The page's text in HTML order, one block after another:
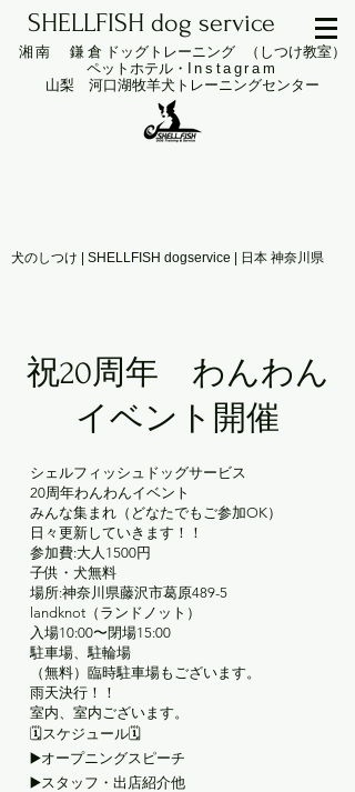
SHELLFISH dog service
湘南 鎌倉 ドッグトレーニング （しつけ教室）
ペットホテル・
Instagram
山梨 ​河口湖牧羊犬トレーニングセンター
犬のしつけ | SHELLFISH dogservice | 日本 神奈川県
祝20周年 わんわん
イベント開催
シェルフィッシュドッグサービス
20周年わんわんイベント
みんな集まれ（どなたでもご参加OK）
日々更新していきます！！
参加費:大人1500円
子供・犬無料
場所:神奈川県藤沢市葛原489-5
landknot（ランドノット）
入場10:00〜閉場15:00
駐車場、駐輪場
（無料）臨時駐車場もございます。
雨天決行！！
室内、室内ございます。
🗓スケジュール🗓
▶️オープニングスピーチ
▶️スタッフ・出店紹介他